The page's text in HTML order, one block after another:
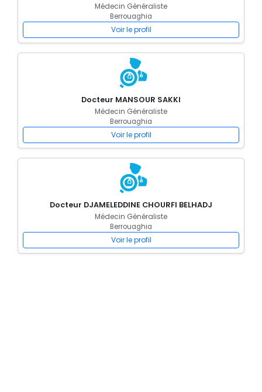
Médecin Généraliste
Berrouaghia
Voir le profil
Docteur MANSOUR SAKKI
Médecin Généraliste
Berrouaghia
Voir le profil
Docteur DJAMELEDDINE CHOURFI BELHADJ
Médecin Généraliste
Berrouaghia
Voir le profil